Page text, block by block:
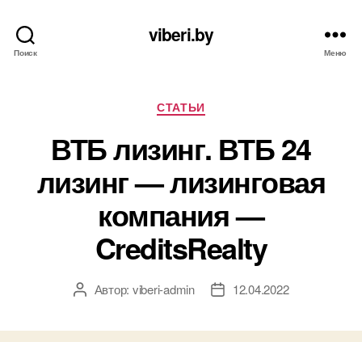
Поиск
viberi.by
Меню
Рубрики
СТАТЬИ
ВТБ лизинг. ВТБ 24
лизинг — лизинговая
компания —
CreditsRealty
АвторАвтор: viberi-admin
Дата12.04.2022